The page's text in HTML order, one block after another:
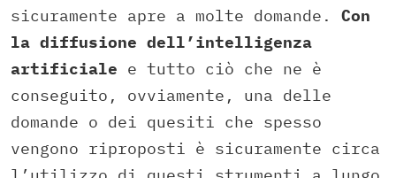
sicuramente apre a molte domande. Con
la diffusione dell’intelligenza
artificiale e tutto ciò che ne è
conseguito, ovviamente, una delle
domande o dei quesiti che spesso
vengono riproposti è sicuramente circa